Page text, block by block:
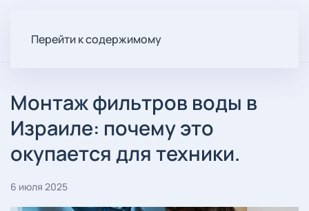
Перейти к содержимому
Монтаж фильтров воды в
Израиле: почему это
окупается для техники.
6 июля 2025